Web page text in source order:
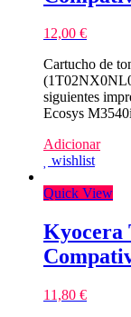
12,00 €
Cartucho de
siguientes
Ecosys
Adicionar
wishlist
Quick View
Kyocera
11,80 €